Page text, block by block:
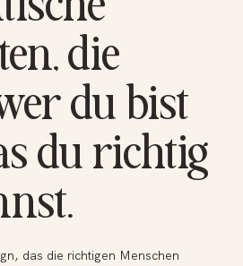
die
du bist
du richtig
das die richtigen Menschen